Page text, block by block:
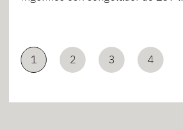
1 2 3 4